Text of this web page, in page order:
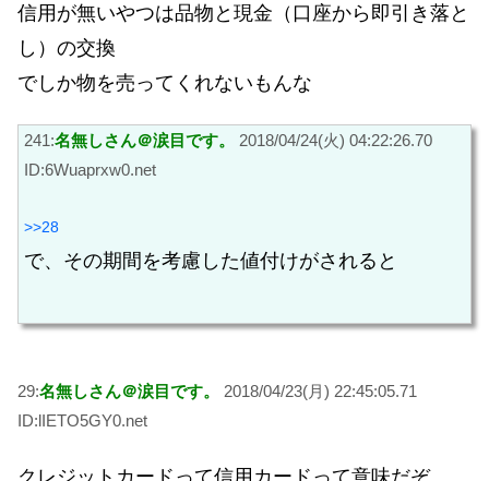
信用が無いやつは品物と現金（口座から即引き落と
し）の交換
でしか物を売ってくれないもんな
241:名無しさん＠涙目です。
2018/04/24(火) 04:22:26.70
ID:6Wuaprxw0.net
>>28
で、その期間を考慮した値付けがされると
29:名無しさん＠涙目です。
2018/04/23(月) 22:45:05.71
ID:lIETO5GY0.net
クレジットカードって信用カードって意味だぞ。